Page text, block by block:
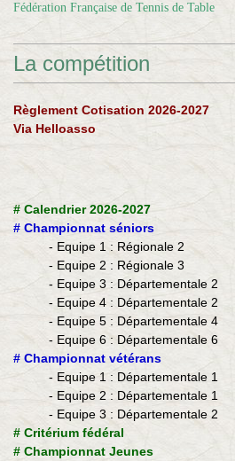
Fédération Française de Tennis de Table
La compétition
Règlement Cotisation 2026-2027
Via Helloasso
# Calendrier 2026-2027
# Championnat séniors
- Equipe 1 : Régionale 2
- Equipe 2 : Régionale 3
- Equipe 3 : Départementale 2
- Equipe 4 : Départementale 2
- Equipe 5 : Départementale 4
- Equipe 6 : Départementale 6
​# Championnat vétérans
- ​Equipe 1 : Départementale 1
- Equipe 2 : Départementale 1
- Equipe 3 : Départementale 2
# Critérium fédéral
# Championnat Jeunes